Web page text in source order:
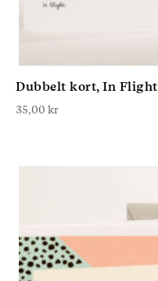
Dubbelt kort, In Flight
35,00 kr